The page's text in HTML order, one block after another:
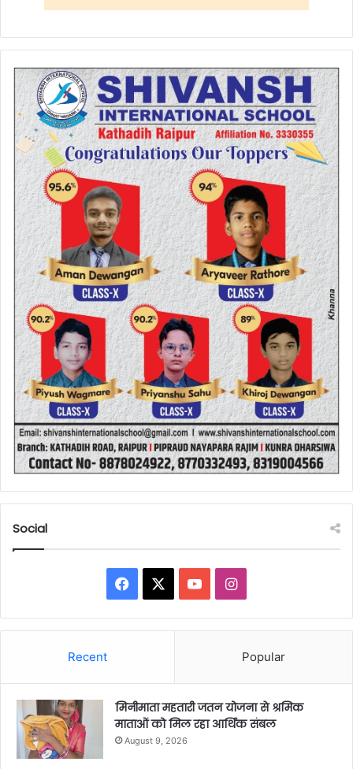
Social
Facebook YouTubeInstagram
Recent Popular
मिनीमाता महतारी जतन योजना से श्रमिक
माताओं को मिल रहा आर्थिक संबल
August 9, 2026